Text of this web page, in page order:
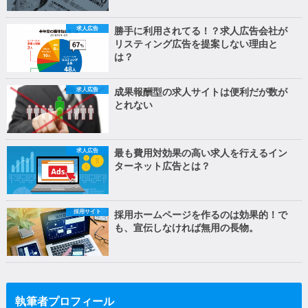
求人広告
勝手に利用されてる！？求人広告会社が
リスティング広告を提案しない理由と
は？
求人広告
成果報酬型の求人サイトは便利だが数が
とれない
求人広告
最も費用対効果の高い求人を行えるイン
ターネット広告とは？
採用サイト
採用ホームページを作るのは効果的！で
も、宣伝しなければ無用の長物。
執筆者プロフィール